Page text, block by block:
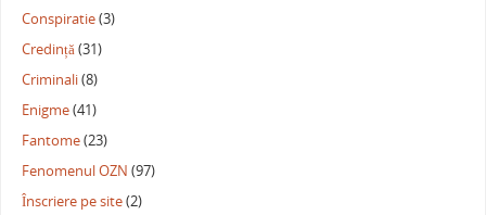
Conspiratie(3)
Credință(31)
Criminali(8)
Enigme(41)
Fantome(23)
Fenomenul OZN (97)
Înscriere pe site(2)